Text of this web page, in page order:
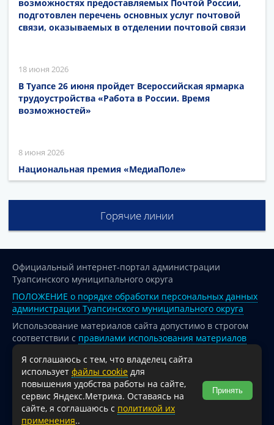
возможностях предоставляемых Почтой России,
подготовлен перечень основных услуг почтовой
связи, оказываемых в отделении почтовой связи
18 июня 2026
В Туапсе 26 июня пройдет Всероссийская ярмарка
трудоустройства «Работа в России. Время
возможностей»
8 июня 2026
Национальная премия «МедиаПоле»
Горячие линии
Официальный интернет-портал администрации
Туапсинского муниципального округа
ПОЛОЖЕНИЕ о порядке обработки персональных данных
администрации Туапсинского муниципального округа
Использование материалов сайта допустимо в строгом
соответствии с правилами использования материалов
опубликованных на сайте
При перепечатке и использовании информации ссылка
на источник обязательна.
Для сайтов и страниц сети Интернет обязательна
активная гиперссылка на официальный интернет-портал
администрации Туапсинского муниципального округа.
Я соглашаюсь с тем, что владелец сайта
использует файлы cookie для
повышения удобства работы на сайте,
сервис Яндекс.Метрика. Оставаясь на
сайте, я соглашаюсь с политикой их
применения..
Принять